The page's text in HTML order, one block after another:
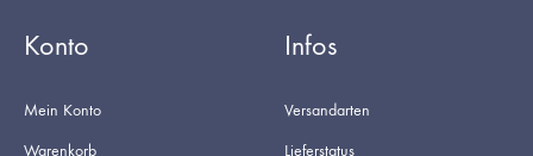
Konto
Mein Konto
Warenkorb
Infos
Versandarten
Lieferstatus